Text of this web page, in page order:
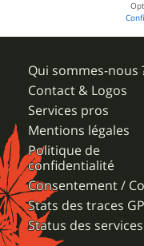
Qui sommes-nous
Contact & Logos
Services pros
Mentions légales
Politique de
confidentialité
Consentement /
Stats des traces
Status des services